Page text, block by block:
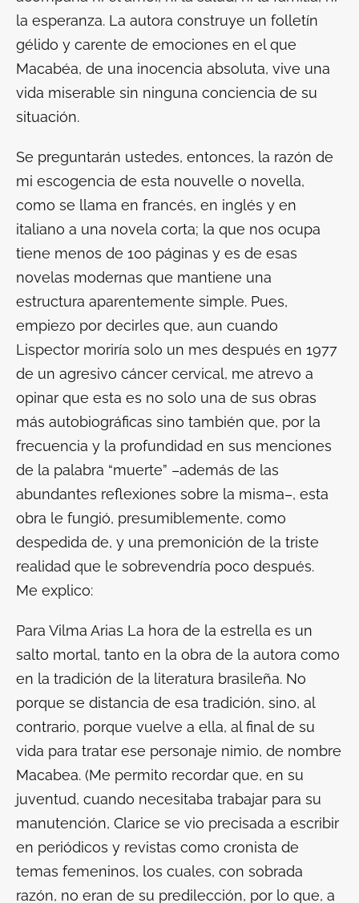
la esperanza. La autora construye un folletín
gélido y carente de emociones en el que
Macabéa, de una inocencia absoluta, vive una
vida miserable sin ninguna conciencia de su
situación.
Se preguntarán ustedes, entonces, la razón de
mi escogencia de esta nouvelle o novella,
como se llama en francés, en inglés y en
italiano a una novela corta; la que nos ocupa
tiene menos de 100 páginas y es de esas
novelas modernas que mantiene una
estructura aparentemente simple. Pues,
empiezo por decirles que, aun cuando
Lispector moriría solo un mes después en 1977
de un agresivo cáncer cervical, me atrevo a
opinar que esta es no solo una de sus obras
más autobiográficas sino también que, por la
frecuencia y la profundidad en sus menciones
de la palabra “muerte” –además de las
abundantes reflexiones sobre la misma–, esta
obra le fungió, presumiblemente, como
despedida de, y una premonición de la triste
realidad que le sobrevendría poco después.
Me explico:
Para Vilma Arias La hora de la estrella es un
salto mortal, tanto en la obra de la autora como
en la tradición de la literatura brasileña. No
porque se distancia de esa tradición, sino, al
contrario, porque vuelve a ella, al final de su
vida para tratar ese personaje nimio, de nombre
Macabea. (Me permito recordar que, en su
juventud, cuando necesitaba trabajar para su
manutención, Clarice se vio precisada a escribir
en periódicos y revistas como cronista de
temas femeninos, los cuales, con sobrada
razón, no eran de su predilección, por lo que, a